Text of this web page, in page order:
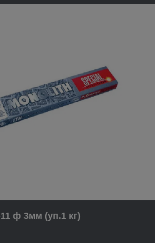
ф 3мм (уп.1 кг)